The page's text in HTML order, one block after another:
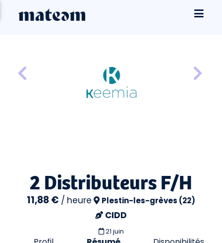
2 Distributeurs F/H
11,88 € / heure Plestin-les-grèves (22)
CIDD
21 juin